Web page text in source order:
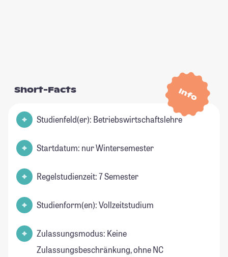
Info
Short-Facts
Studienfeld(er): Betriebswirtschaftslehre
Startdatum: nur Wintersemester
Regelstudienzeit: 7 Semester
Studienform(en): Vollzeitstudium
Zulassungsmodus: Keine
Zulassungsbeschränkung, ohne NC